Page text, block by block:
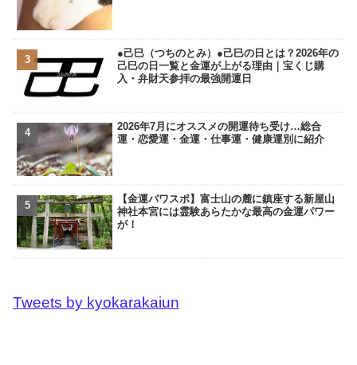
●己巳（つちのとみ）●己巳の日とは？2026年の
己巳の日一覧と金運が上がる理由｜宝くじ購
入・弁財天参拝の最強開運日
2026年7月にオススメの開運待ち受け…総合
運・恋愛運・金運・仕事運・健康運別に紹介
【金運パワスポ】富士山の麓に鎮座する新屋山
神社本宮には霊験あらたかな最高の金運パワー
が！
Tweets by kyokarakaiun